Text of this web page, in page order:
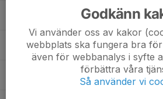
37. Jacob Heimer
42. Vilton Waerner
43. Wilfred Liss-Larsson
Godkänn
Vi använder oss av kakor
webbplats ska fungera bra för
även för webbanalys i syfte
förbättra våra
Så använder vi